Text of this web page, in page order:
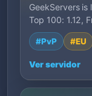
GeekServers
Top 100: 1.12,
#PvP #EU
Ver servidor